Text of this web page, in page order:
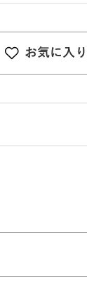
お気に入